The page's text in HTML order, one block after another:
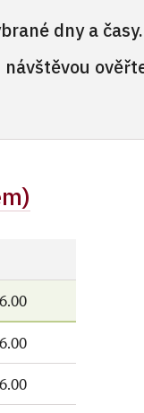
dny a časy.